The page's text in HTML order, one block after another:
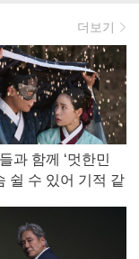
더보기
과 함께 ‘멋한민
쉴 수 있어 기적 같